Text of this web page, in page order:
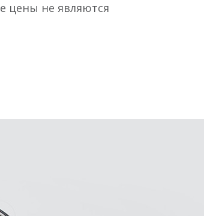
цены не являются